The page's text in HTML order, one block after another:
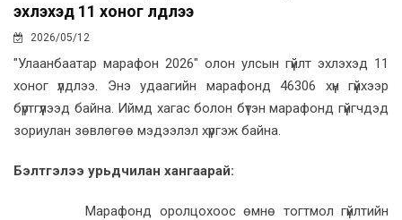
эхлэхэд 11 хоног үлдлээ
2026/05/12
"Улаанбаатар марафон 2026" олон улсын гүйлт эхлэхэд 11
хоног үлдлээ. Энэ удаагийн марафонд 46306 хүн гүйхээр
бүртгүүлээд байна. Иймд хагас болон бүтэн марафонд гүйгчдэд
зориулан зөвлөгөө мэдээлэл хүргэж байна.
Бэлтгэлээ урьдчилан хангаарай:
Марафонд оролцохоос өмнө тогтмол гүйлтийн